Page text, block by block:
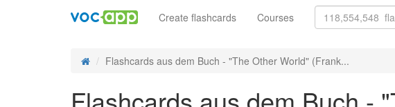
Create flashcards Courses
Flashcards aus dem Buch - "The Other World" (Frank...